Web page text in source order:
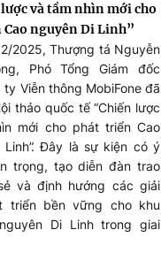
và tầm nhìn mới cho
nguyên Di Linh”
2025, Thượng tá Nguyễn
Phó Tổng Giám đốc
ty Viễn thông MobiFone đã
thảo quốc tế “Chiến lược
mới cho phát triển Cao
Linh”. Đây là sự kiện có ý
trọng, tạo diễn đàn trao
và định hướng các giải
triển bền vững cho khu
Di Linh trong giai